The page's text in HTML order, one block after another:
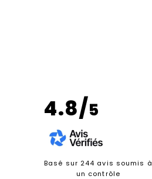
4.8/5
Basé sur 244 avis soumis à
un contrôle